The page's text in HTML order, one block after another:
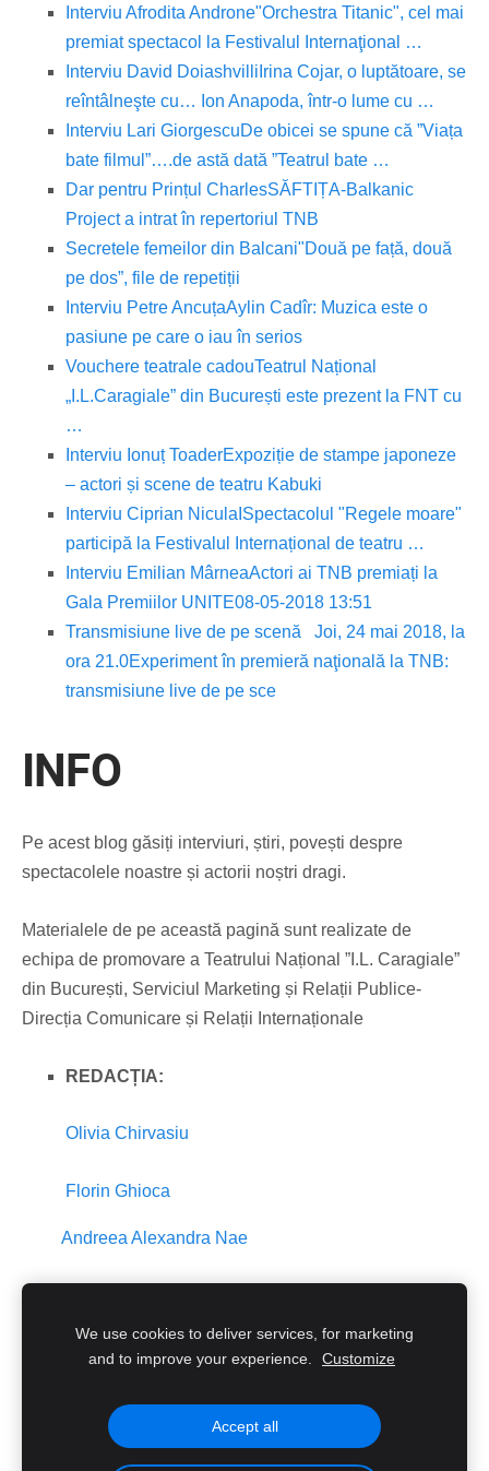
Interviu Afrodita Androne"Orchestra Titanic", cel mai
premiat spectacol la Festivalul Internaţional …
Interviu David Doiashvilli Irina Cojar, o luptătoare, se
reîntâlneşte cu… Ion Anapoda, într-o lume cu …
Interviu Lari GiorgescuDe obicei se spune că ”Viața
bate filmul”….de astă dată ”Teatrul bate …
Dar pentru Prințul CharlesSĂFTIȚA-Balkanic
Project a intrat în repertoriul TNB
Secretele femeilor din Balcani"Două pe față, două
pe dos”, file de repetiții
Interviu Petre AncuțaAylin Cadîr: Muzica este o
pasiune pe care o iau în serios
Vouchere teatrale cadouTeatrul Național
„I.L.Caragiale” din București este prezent la FNT cu
…
Interviu Ionuț ToaderExpoziție de stampe japoneze
– actori și scene de teatru Kabuki
Interviu Ciprian Nicula ISpectacolul "Regele moare"
participă la Festivalul Internațional de teatru …
Interviu Emilian MârneaActori ai TNB premiați la
Gala Premiilor UNITE08-05-2018 13:51
Transmisiune live de pe scenă
Joi, 24 mai 2018, la
ora 21.0Experiment în premieră naţională la TNB:
transmisiune live de pe sce
INFO
Pe acest blog găsiți interviuri, știri, povești despre
spectacolele noastre și actorii noștri dragi.
Materialele de pe această pagină sunt realizate de
echipa de promovare a Teatrului Național ”I.L. Caragiale”
din București, Serviciul Marketing și Relații Publice-
Direcția Comunicare și Relații Internaționale
REDACȚIA:
Olivia Chirvasiu
Florin Ghioca
Andreea Alexandra Nae
Cookies
Podcasturile TNBPowered byRedCircle
We use cookies to deliver services, for marketing
and to improve your experience.
Customize
Accept all